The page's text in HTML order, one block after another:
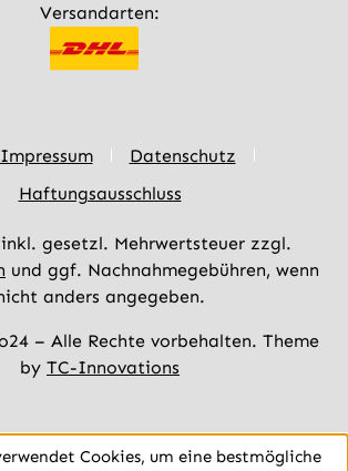
Versandarten:
Impressum
Datenschutz
Haftungsausschluss
gesetzl. Mehrwertsteuer zzgl.
und ggf. Nachnahmegebühren, wenn
anders angegeben.
– Alle Rechte vorbehalten. Theme
by TC-Innovations
Cookies, um eine bestmögliche